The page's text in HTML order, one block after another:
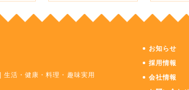
|生活・健康・料理・趣味実用
お知らせ
採用情報
会社情報